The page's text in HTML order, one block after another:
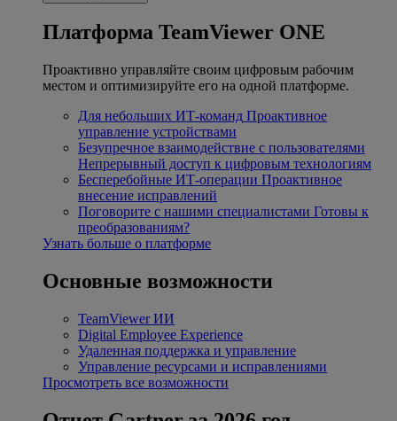
Платформа TeamViewer ONE
Проактивно управляйте своим цифровым рабочим
местом и оптимизируйте его на одной платформе.
Для небольших ИТ-команд Проактивное
управление устройствами
Безупречное взаимодействие с пользователями
Непрерывный доступ к цифровым технологиям
Бесперебойные ИТ-операции Проактивное
внесение исправлений
Поговорите с нашими специалистами Готовы к
преобразованиям?
Узнать больше о платформе
Основные возможности
TeamViewer ИИ
Digital Employee Experience
Удаленная поддержка и управление
Управление ресурсами и исправлениями
Просмотреть все возможности